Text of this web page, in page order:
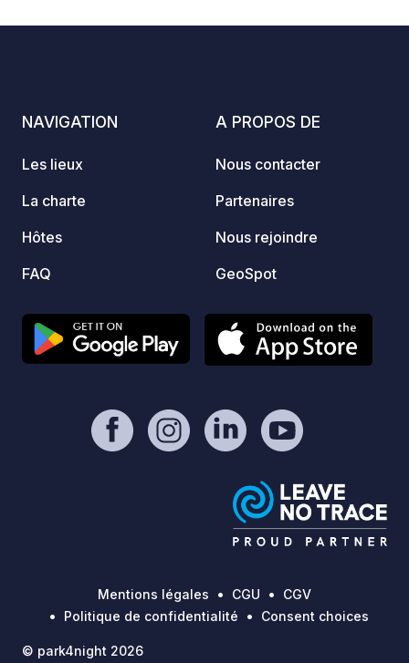
NAVIGATION
Les lieux
La charte
Hôtes
FAQ
A PROPOS DE
Nous contacter
Partenaires
Nous rejoindre
GeoSpot
Mentions légales CGU
CGV
Politique de confidentialité
Consent choices
© park4night 2026